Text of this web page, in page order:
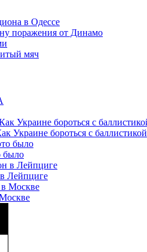
в Одессе
поражения от Динамо
мяч
Украине бороться с баллистикой
было
Лейпциге